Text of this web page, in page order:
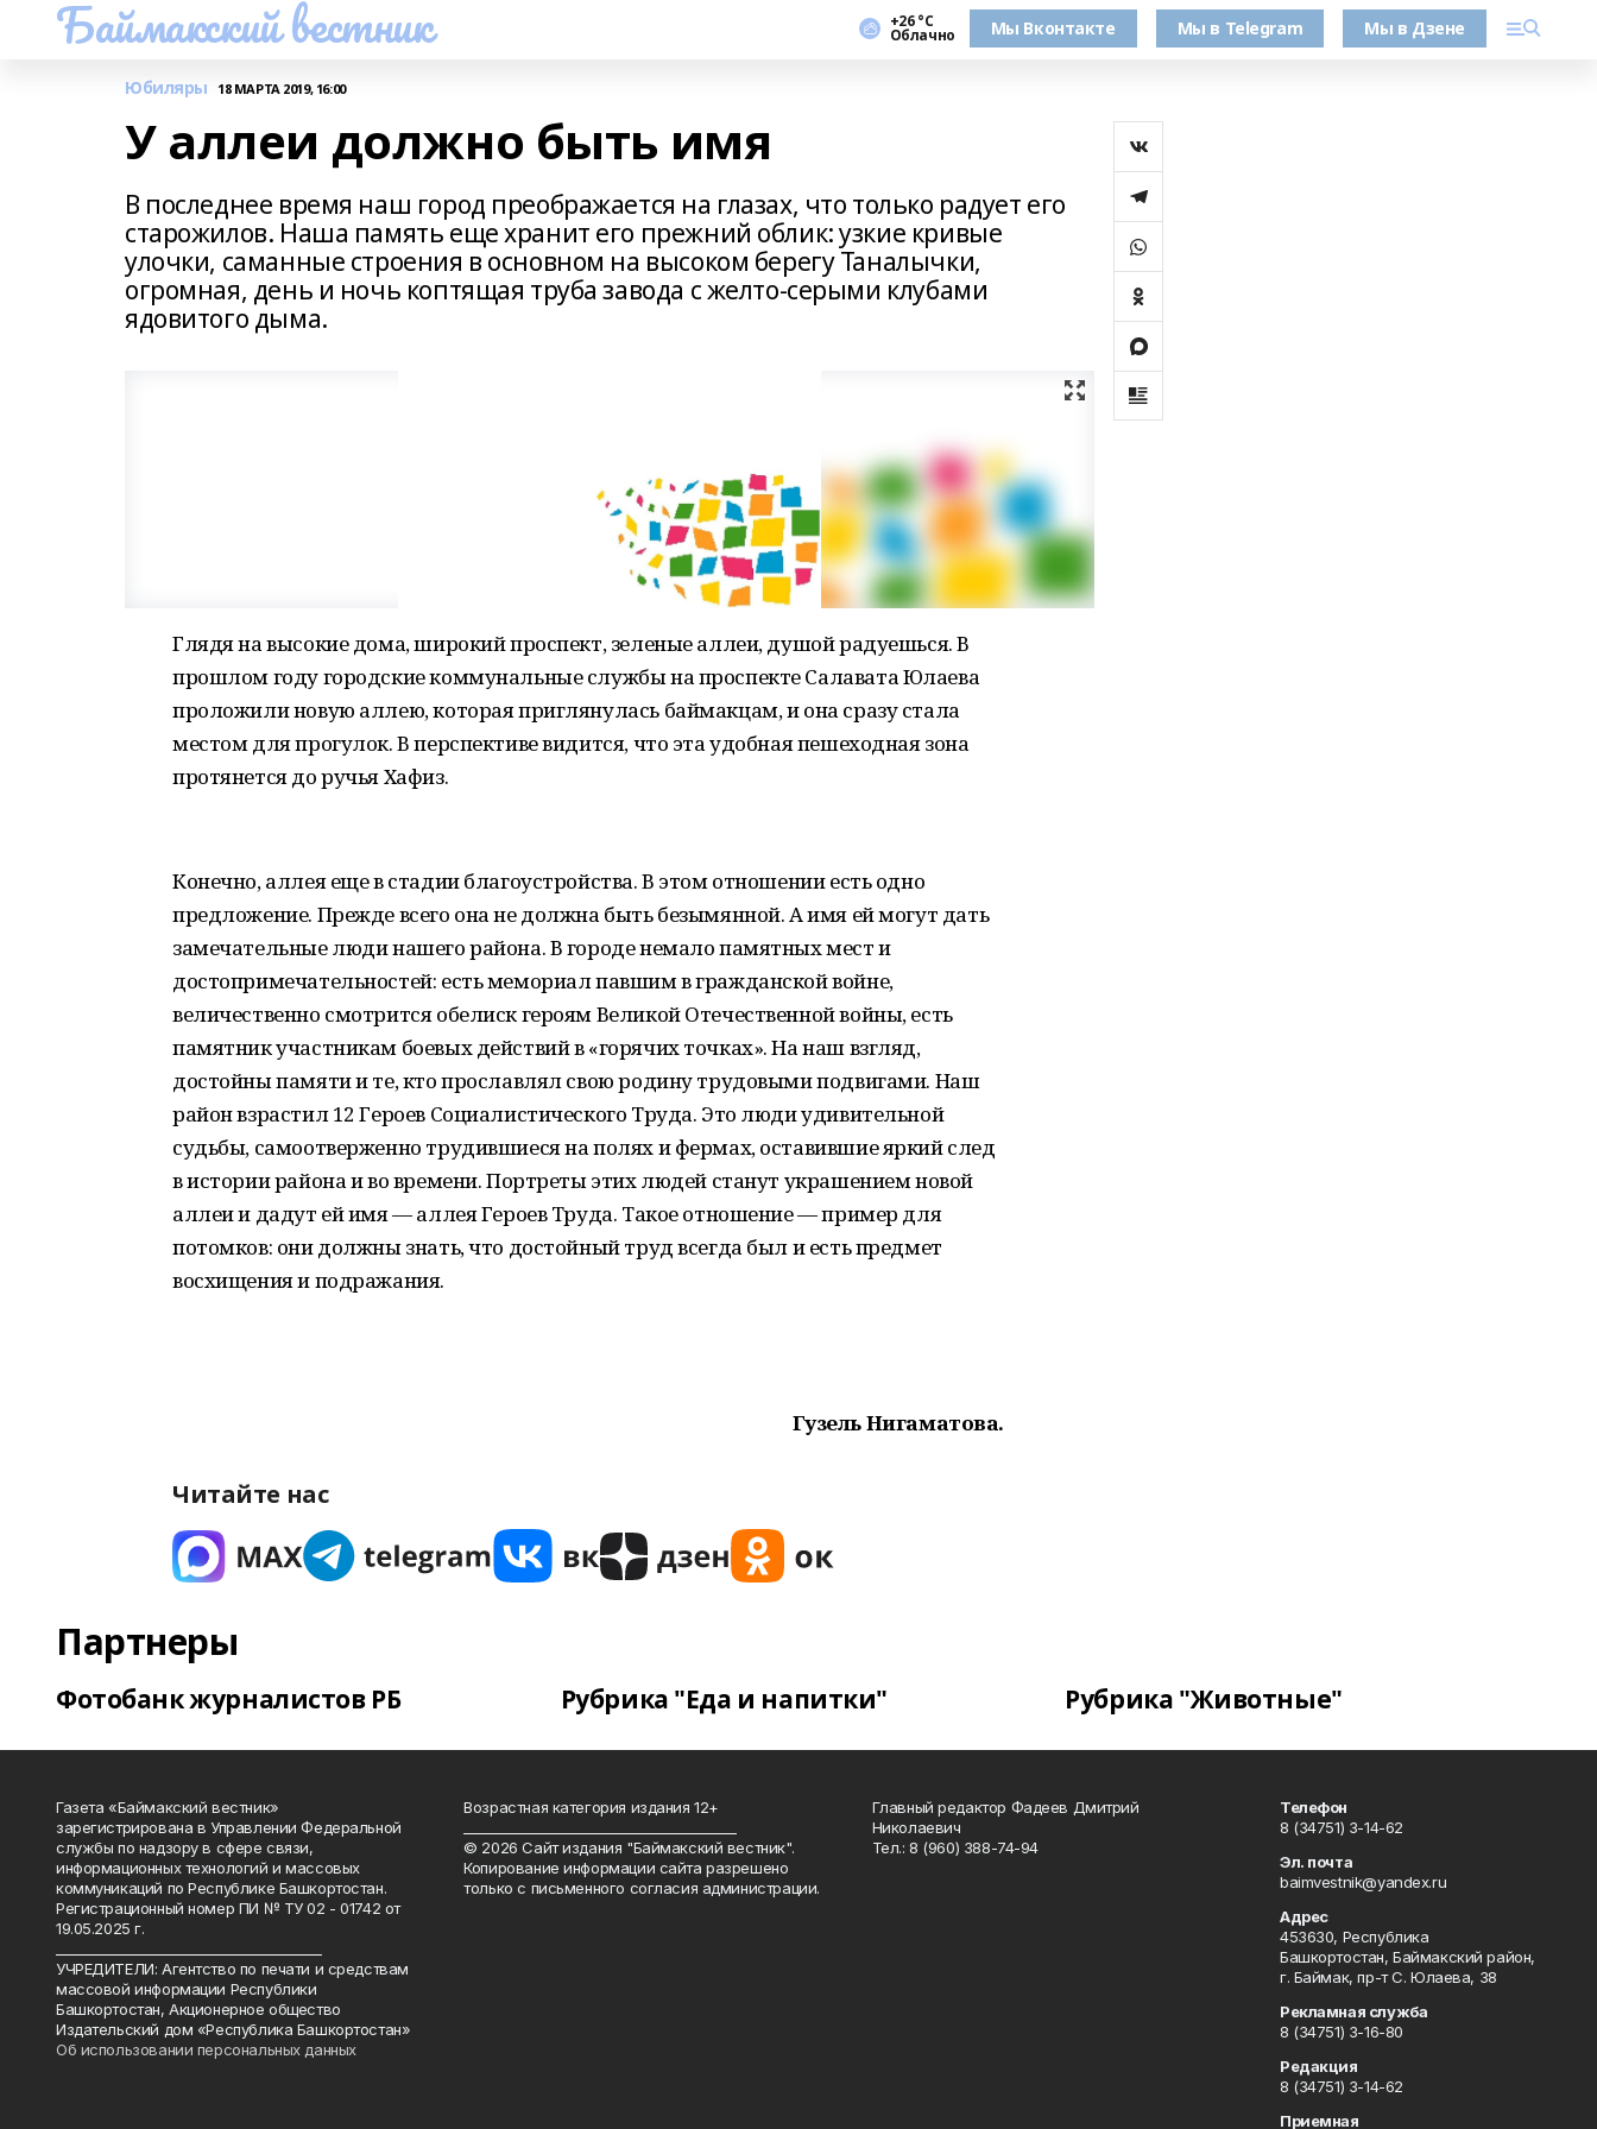
Баймакский вестник +26 °С
Облачно Мы Вконтакте Мы в Telegram Мы в Дзене
Юбиляры 18 МАРТА 2019, 16:00
У аллеи должно быть имя
В последнее время наш город преображается на глазах, что только радует его
старожилов. Наша память еще хранит его прежний облик: узкие кривые
улочки, саманные строения в основном на высоком берегу Таналычки,
огромная, день и ночь коптящая труба завода с желто-серыми клубами
ядовитого дыма.
Глядя на высокие дома, широкий проспект, зеленые аллеи, душой радуешься. В
прошлом году городские коммунальные службы на проспекте Салавата Юлаева
проложили новую аллею, которая приглянулась баймакцам, и она сразу стала
местом для прогулок. В перспективе видится, что эта удобная пешеходная зона
протянется до ручья Хафиз.
Конечно, аллея еще в стадии благоустройства. В этом отношении есть одно
предложение. Прежде всего она не должна быть безымянной. А имя ей могут дать
замечательные люди нашего района. В городе немало памятных мест и
достопримечательностей: есть мемориал павшим в гражданской войне,
величественно смотрится обелиск героям Великой Отечественной войны, есть
памятник участникам боевых действий в «горячих точках». На наш взгляд,
достойны памяти и те, кто прославлял свою родину трудовыми подвигами. Наш
район взрастил 12 Героев Социалистического Труда. Это люди удивительной
судьбы, самоотверженно трудившиеся на полях и фермах, оставившие яркий след
в истории района и во времени. Портреты этих людей станут украшением новой
аллеи и дадут ей имя — аллея Героев Труда. Такое отношение — пример для
потомков: они должны знать, что достойный труд всегда был и есть предмет
восхищения и подражания.
Гузель Нигаматова.
Читайте нас
Партнеры
Фотобанк журналистов РБ Рубрика "Еда и напитки" Рубрика "Животные"
Газета «Баймакский вестник»
зарегистрирована в Управлении Федеральной
службы по надзору в сфере связи,
информационных технологий и массовых
коммуникаций по Республике Башкортостан.
Регистрационный номер ПИ № ТУ 02 - 01742 от
19.05.2025 г.
УЧРЕДИТЕЛИ: Агентство по печати и средствам
массовой информации Республики
Башкортостан, Акционерное общество
Издательский дом «Республика Башкортостан»
Об использовании персональных данных
Возрастная категория издания 12+
© 2026 Сайт издания "Баймакский вестник".
Копирование информации сайта разрешено
только с письменного согласия администрации.
Главный редактор Фадеев Дмитрий
Николаевич
Тел.: 8 (960) 388-74-94
Телефон
8 (34751) 3-14-62
Эл. почта
baimvestnik@yandex.ru
Адрес
453630, Республика
Башкортостан, Баймакский район,
г. Баймак, пр-т С. Юлаева, 38
Рекламная служба
8 (34751) 3-16-80
Редакция
8 (34751) 3-14-62
Приемная